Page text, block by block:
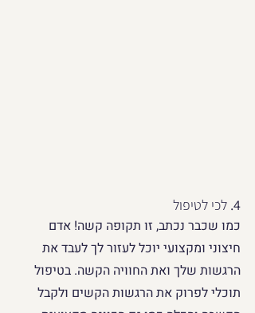
4. לכי לטיפול
כמו שכבר נכתב, זו תקופה קשה! אדם
חיצוני ומקצועי יוכל לעזור לך לעבד את
הרגשות שלך ואת החוויה הקשה. בטיפול
תוכלי לפרוק את הרגשות הקשים ולקבל